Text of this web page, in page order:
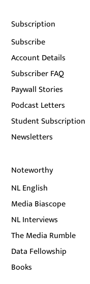
Subscription
Subscribe
Account Details
Subscriber FAQ
Paywall Stories
Podcast Letters
Student Subscription
Newsletters
Noteworthy
NL English
Media Biascope
NL Interviews
The Media Rumble
Data Fellowship
Books